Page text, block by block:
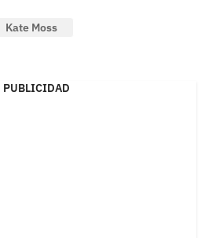
Kate Moss
PUBLICIDAD